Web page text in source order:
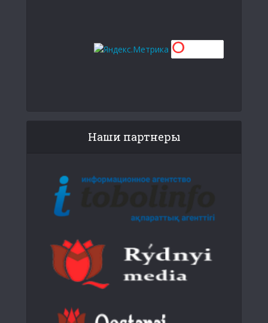
Наши партнеры